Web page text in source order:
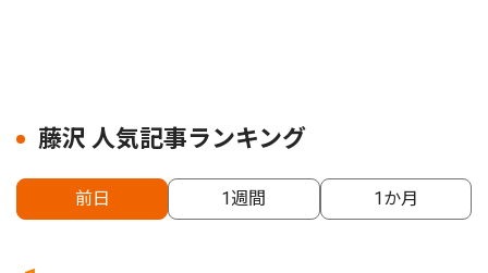
藤沢 人気記事ランキング
前日 1週間 1か月